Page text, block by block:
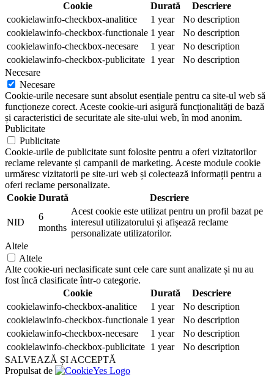
Cookie
Durată
Descriere
cookielawinfo-checkbox-analitice
1 year
No description
cookielawinfo-checkbox-functionale 1 year
No description
cookielawinfo-checkbox-necesare
1 year
No description
cookielawinfo-checkbox-publicitate 1 year
No description
Necesare
Necesare
Cookie-urile necesare sunt absolut esențiale pentru ca site-ul web să
funcționeze corect. Aceste cookie-uri asigură funcționalități de bază
și caracteristici de securitate ale site-ului web, în mod anonim.
Publicitate
Publicitate
Cookie-urile de publicitate sunt folosite pentru a oferi vizitatorilor
reclame relevante și campanii de marketing. Aceste module cookie
urmăresc vizitatorii pe site-uri web și colectează informații pentru a
oferi reclame personalizate.
Cookie Durată Descriere
NID
6
months
Acest cookie este utilizat pentru un profil bazat pe
interesul utilizatorului și afișează reclame
personalizate utilizatorilor.
Altele
Altele
Alte cookie-uri neclasificate sunt cele care sunt analizate și nu au
fost încă clasificate într-o categorie.
Cookie
Durată
Descriere
cookielawinfo-checkbox-analitice
1 year
No description
cookielawinfo-checkbox-functionale 1 year
No description
cookielawinfo-checkbox-necesare
1 year
No description
cookielawinfo-checkbox-publicitate 1 year
No description
SALVEAZĂ ȘI ACCEPTĂ
Propulsat de